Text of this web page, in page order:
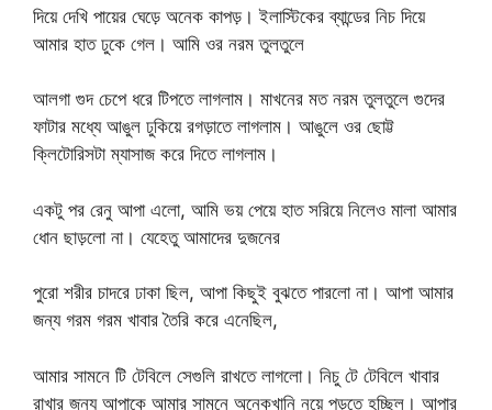
দিয়ে দেখি পায়ের ঘেড়ে অনেক কাপড়। ইলাস্টিকের ব্যান্ডের নিচ দিয়ে
আমার হাত ঢুকে গেল। আমি ওর নরম তুলতুলে
আলগা গুদ চেপে ধরে টিপতে লাগলাম। মাখনের মত নরম তুলতুলে গুদের
ফাটার মধ্যে আঙুল ঢুকিয়ে রগড়াতে লাগলাম। আঙুলে ওর ছোট্ট
ক্লিটোরিসটা ম্যাসাজ করে দিতে লাগলাম।
একটু পর রেনু আপা এলো, আমি ভয় পেয়ে হাত সরিয়ে নিলেও মালা আমার
ধোন ছাড়লো না। যেহেতু আমাদের দুজনের
পুরো শরীর চাদরে ঢাকা ছিল, আপা কিছুই বুঝতে পারলো না। আপা আমার
জন্য গরম গরম খাবার তৈরি করে এনেছিল,
আমার সামনে টি টেবিলে সেগুলি রাখতে লাগলো। নিচু টে টেবিলে খাবার
রাখার জন্য আপাকে আমার সামনে অনেকখানি নুয়ে পড়তে হচ্ছিল। আপার